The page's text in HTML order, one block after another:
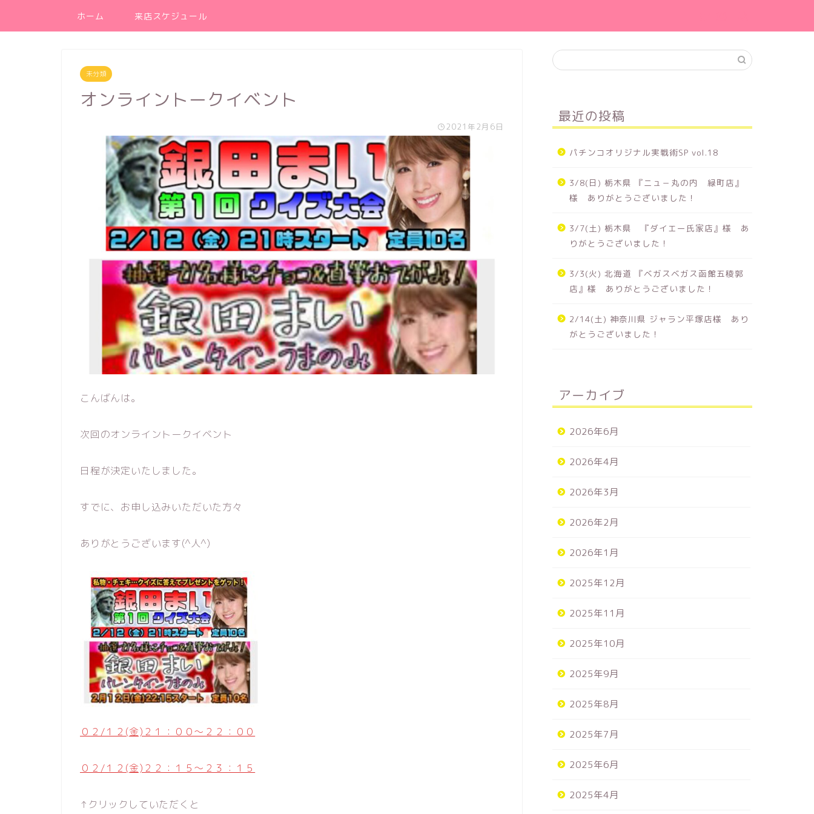
ホーム 来店スケジュール
未分類
オンライントークイベント
2021年2月6日
こんばんは。
次回のオンライントークイベント
日程が決定いたしました。
すでに、お申し込みいただいた方々
ありがとうございます(^人^)
０２/１２(金)２１：００〜２２：００
０２/１２(金)２２：１５〜２３：１５
↑クリックしていただくと
最近の投稿
パチンコオリジナル実戦術SP vol.18
3/8(日) 栃木県 『ニュ－丸の内 緑町店』
様 ありがとうございました！
3/7(土) 栃木県 『ダイエー氏家店』様 あ
りがとうございました！
3/3(火) 北海道 『ベガスベガス函館五稜郭
店』様 ありがとうございました！
2/14(土) 神奈川県 ジャラン平塚店様 あり
がとうございました！
アーカイブ
2026年6月
2026年4月
2026年3月
2026年2月
2026年1月
2025年12月
2025年11月
2025年10月
2025年9月
2025年8月
2025年7月
2025年6月
2025年4月